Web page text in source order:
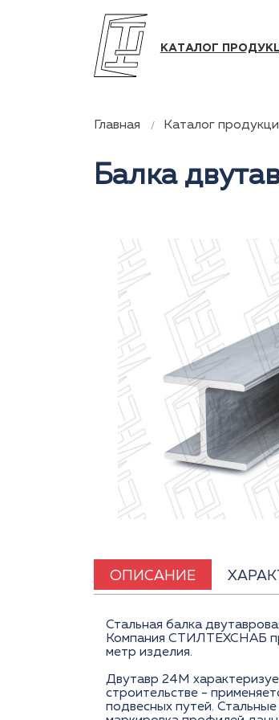
КАТАЛОГ
Главная Каталог
Балка
ОПИСАНИЕ
Стальная балка
Компания СТИЛТЕХСНАБ
метр изделия.
Двутавр 24М
строительстве -
подвесных путей.